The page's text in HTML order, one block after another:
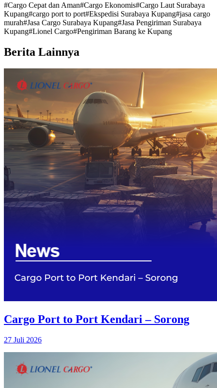
#Cargo Cepat dan Aman#Cargo Ekonomis#Cargo Laut Surabaya
Kupang#cargo port to port#Ekspedisi Surabaya Kupang#jasa cargo
murah#Jasa Cargo Surabaya Kupang#Jasa Pengiriman Surabaya
Kupang#Lionel Cargo#Pengiriman Barang ke Kupang
Berita Lainnya
Cargo Port to Port Kendari – Sorong
27 Juli 2026